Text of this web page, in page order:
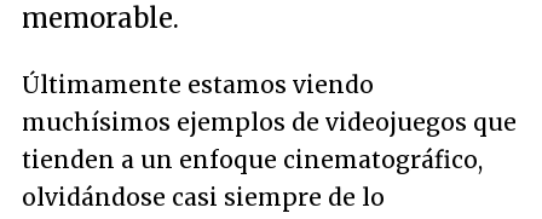
memorable.
Últimamente estamos viendo
muchísimos ejemplos de videojuegos que
tienden a un enfoque cinematográfico,
olvidándose casi siempre de lo